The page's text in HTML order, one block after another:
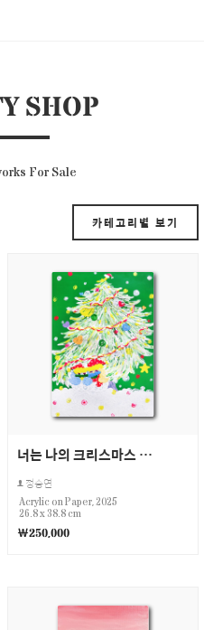
SHOP
For Sale
카테고리별 보기
너는 나의 크리스마스 You are my Christmas
정승연
Acrylic on Paper, 2025
26.8 x 38.8 cm
￦250,000